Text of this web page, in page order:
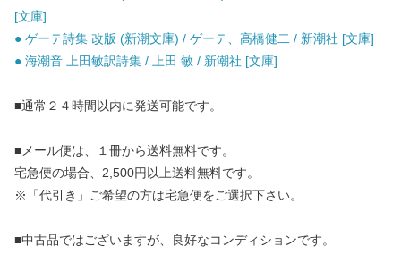
[文庫]
● ゲーテ詩集 改版 (新潮文庫) / ゲーテ、高橋健二 / 新潮社 [文庫]
● 海潮音 上田敏訳詩集 / 上田 敏 / 新潮社 [文庫]
■通常２４時間以内に発送可能です。
■メール便は、１冊から送料無料です。
宅急便の場合、2,500円以上送料無料です。
※「代引き」ご希望の方は宅急便をご選択下さい。
■中古品ではございますが、良好なコンディションです。